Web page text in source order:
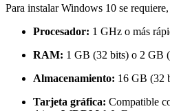
Para instalar Windows 10 se
Procesador: 1 GHz o más
RAM: 1 GB (32 bits) o 2 GB
Almacenamiento: 16 GB (32
Tarjeta gráfica: Compatible